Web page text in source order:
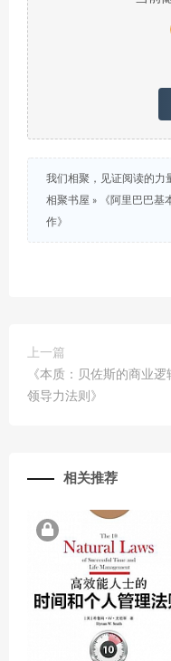
我们相聚，见证阅读的力
相聚书屋 »
《阿里巴巴
作》
上一篇
《本质：贝佐斯的商业逻
领导力法则》
相关推荐